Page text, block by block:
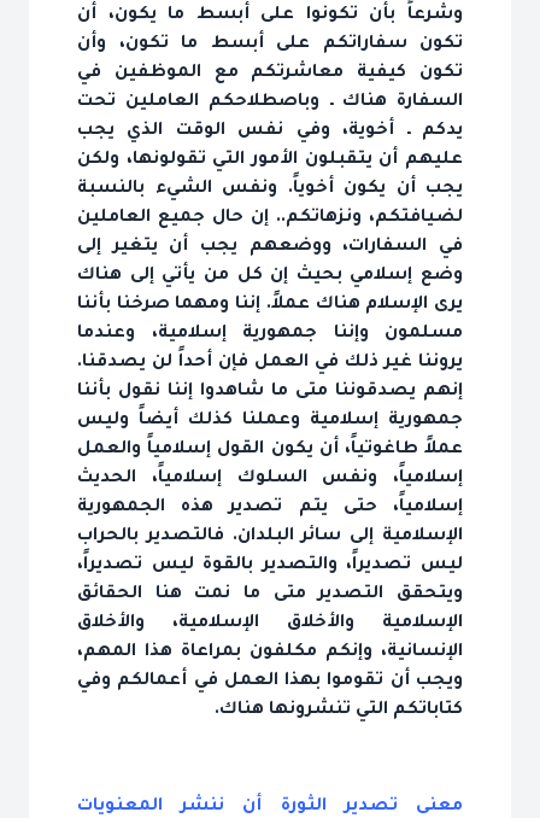
وشرعاً بأن تكونوا على أبسط ما يكون، أن
تكون سفاراتكم على أبسط ما تكون، وأن
تكون كيفية معاشرتكم مع الموظفين في
السفارة هناك ـ وباصطلاحكم العاملين تحت
يدكم ـ أخوية، وفي نفس الوقت الذي يجب
عليهم أن يتقبلون الأمور التي تقولونها، ولكن
يجب أن يكون أخوياً. ونفس الشيء بالنسبة
لضيافتكم، ونزهاتكم.. إن حال جميع العاملين
في السفارات، ووضعهم يجب أن يتغير إلى
وضع إسلامي بحيث إن كل من يأتي إلى هناك
يرى الإسلام هناك عملاً. إننا ومهما صرخنا بأننا
مسلمون وإننا جمهورية إسلامية، وعندما
يروننا غير ذلك في العمل فإن أحداً لن يصدقنا.
إنهم يصدقوننا متى ما شاهدوا إننا نقول بأننا
جمهورية إسلامية وعملنا كذلك أيضاً وليس
عملاً طاغوتياً، أن يكون القول إسلامياً والعمل
إسلامياً، ونفس السلوك إسلامياً، الحديث
إسلامياً، حتى يتم تصدير هذه الجمهورية
الإسلامية إلى سائر البلدان. فالتصدير بالحراب
ليس تصديراً، والتصدير بالقوة ليس تصديراً،
ويتحقق التصدير متى ما نمت هنا الحقائق
الإسلامية والأخلاق الإسلامية، والأخلاق
الإنسانية، وإنكم مكلفون بمراعاة هذا المهم،
ويجب أن تقوموا بهذا العمل في أعمالكم وفي
كتاباتكم التي تنشرونها هناك.
معنى تصدير الثورة أن ننشر المعنويات